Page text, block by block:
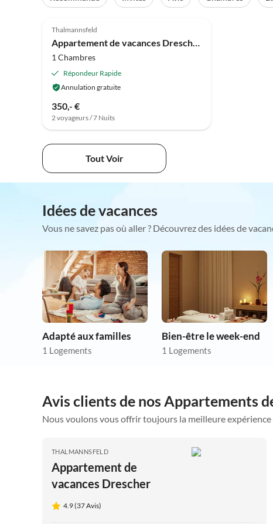
Thalmannsfeld
Appartement de vacances Drescher
1 Chambres
Répondeur Rapide
Annulation gratuite
350,- €
2 voyageurs / 7 Nuits
Tout Voir
Idées de vacances
Vous ne savez pas où aller ? Découvrez des idées de
Adapté aux familles
1 Logements
Bien-être le week-end
1 Logements
Avis clients de nos Appartements
Nous voulons vous offrir toujours la meilleure expérience
THALMANNSFELD
Appartement de
vacances Drescher
4.9 (37 Avis)